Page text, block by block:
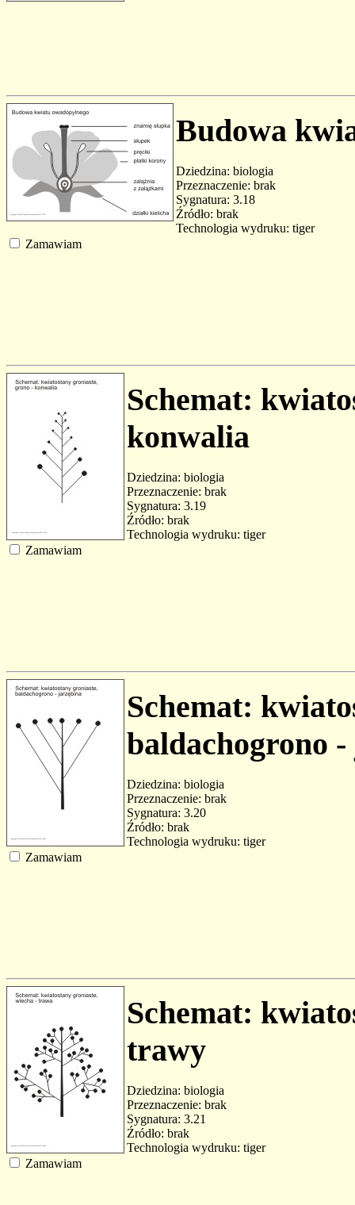
Budowa
Dziedzina: biologia
Przeznaczenie: brak
Sygnatura: 3.18
Źródło: brak
Technologia wydruku: tiger
Zamawiam
Schemat:
konwalia
Dziedzina: biologia
Przeznaczenie: brak
Sygnatura: 3.19
Źródło: brak
Technologia wydruku: tiger
Zamawiam
Schemat:
baldachogrono
Dziedzina: biologia
Przeznaczenie: brak
Sygnatura: 3.20
Źródło: brak
Technologia wydruku: tiger
Zamawiam
Schemat:
trawy
Dziedzina: biologia
Przeznaczenie: brak
Sygnatura: 3.21
Źródło: brak
Technologia wydruku: tiger
Zamawiam